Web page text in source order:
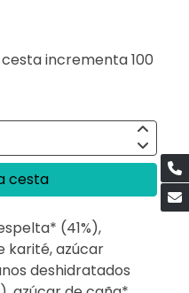
incrementa 100
cesta
(41%),
karité, azúcar
deshidratados